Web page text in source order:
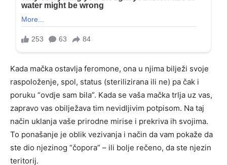
Kada mačka ostavlja feromone, ona u njima bilježi svoje
raspoloženje, spol, status (sterilizirana ili ne) pa čak i
poruku “ovdje sam bila”. Kada se vaša mačka trlja uz vas,
zapravo vas obilježava tim nevidljivim potpisom. Na taj
način uklanja vaše prirodne mirise i prekriva ih svojima.
To ponašanje je oblik vezivanja i način da vam pokaže da
ste dio njezinog “čopora” – ili bolje rečeno, da ste njezin
teritorij.